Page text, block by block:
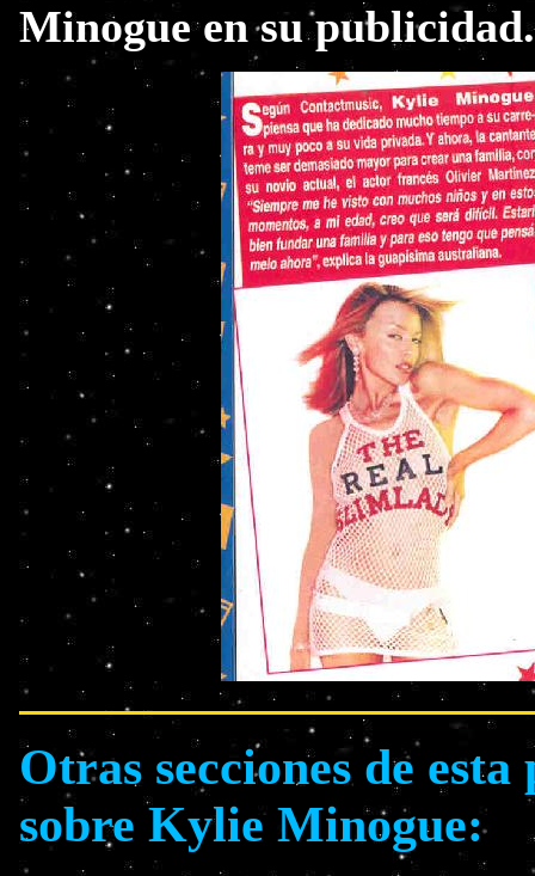
Minogue en su publicidad.
Otras secciones de esta
sobre Kylie Minogue: